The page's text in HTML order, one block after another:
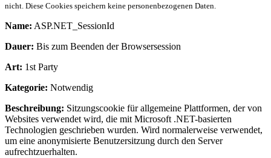
nicht. Diese Cookies speichern keine personenbezogenen Daten.
Name: ASP.NET_SessionId
Dauer: Bis zum Beenden der Browsersession
Art: 1st Party
Kategorie: Notwendig
Beschreibung: Sitzungscookie für allgemeine Plattformen, der von
Websites verwendet wird, die mit Microsoft .NET-basierten
Technologien geschrieben wurden. Wird normalerweise verwendet,
um eine anonymisierte Benutzersitzung durch den Server
aufrechtzuerhalten.